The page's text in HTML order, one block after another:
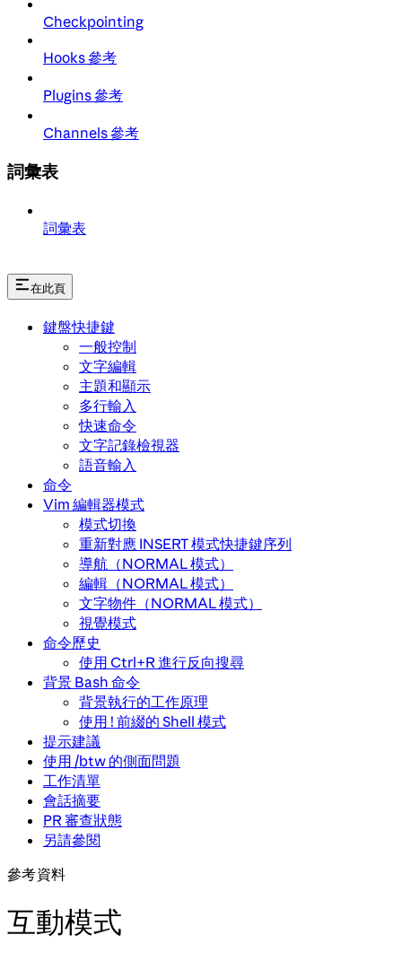
Checkpointing
Hooks 參考
Plugins 參考
Channels 參考
詞彙表
詞彙表
在此頁
鍵盤快捷鍵
一般控制
文字編輯
主題和顯示
多行輸入
快速命令
文字記錄檢視器
語音輸入
命令
Vim 編輯器模式
模式切換
重新對應 INSERT 模式快捷鍵序列
導航（NORMAL 模式）
編輯（NORMAL 模式）
文字物件（NORMAL 模式）
視覺模式
命令歷史
使用 Ctrl+R 進行反向搜尋
背景 Bash 命令
背景執行的工作原理
使用 ! 前綴的 Shell 模式
提示建議
使用 /btw 的側面問題
工作清單
會話摘要
PR 審查狀態
另請參閱
參考資料
互動模式